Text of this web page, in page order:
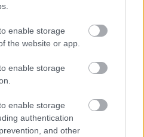
enable storage
the website or app.
enable storage
enable storage
authentication
and other